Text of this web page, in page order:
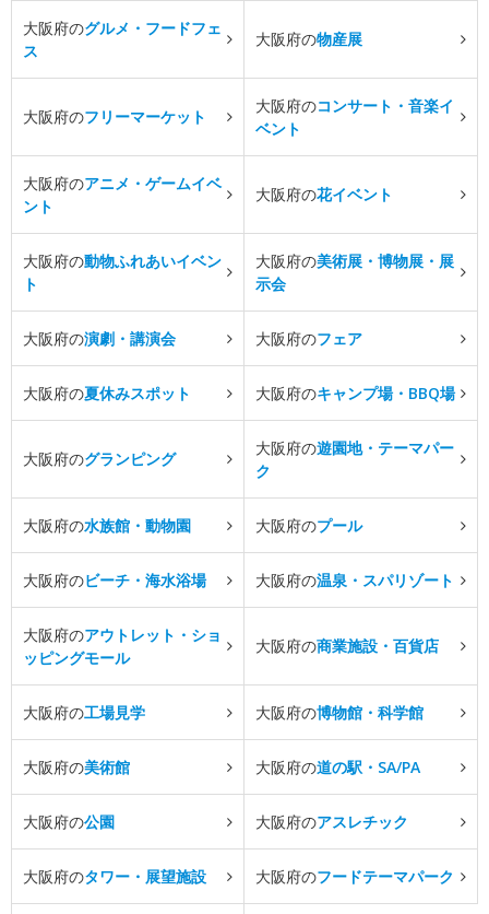
大阪府のグルメ・フードフェ
ス
大阪府の物産展
大阪府のフリーマーケット
大阪府のコンサート・音楽イ
ベント
大阪府のアニメ・ゲームイベ
ント
大阪府の花イベント
大阪府の動物ふれあいイベン
ト
大阪府の美術展・博物展・展
示会
大阪府の演劇・講演会 大阪府のフェア
大阪府の夏休みスポット 大阪府のキャンプ場・BBQ場
大阪府のグランピング
大阪府の遊園地・テーマパー
ク
大阪府の水族館・動物園 大阪府のプール
大阪府のビーチ・海水浴場 大阪府の温泉・スパリゾート
大阪府のアウトレット・ショ
ッピングモール
大阪府の商業施設・百貨店
大阪府の工場見学 大阪府の博物館・科学館
大阪府の美術館 大阪府の道の駅・SA/PA
大阪府の公園 大阪府のアスレチック
大阪府のタワー・展望施設 大阪府のフードテーマパーク